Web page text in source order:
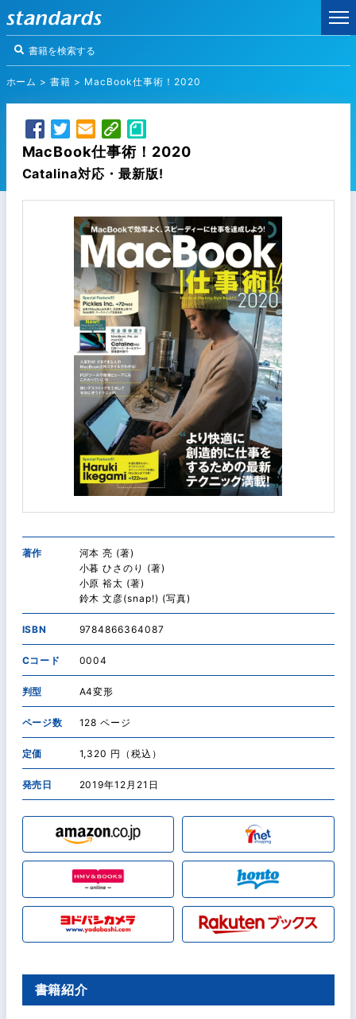
ホーム >書籍 > MacBook仕事術！2020
MacBook仕事術！2020
Catalina対応・最新版!
著作
河本 亮 (著)
小暮 ひさのり (著)
小原 裕太 (著)
鈴木 文彦(snap!) (写真)
ISBN 9784866364087
Cコード 0004
判型 A4変形
ページ数 128 ページ
定価 1,320 円（税込）
発売日 2019年12月21日
書籍紹介